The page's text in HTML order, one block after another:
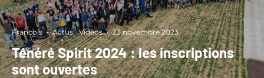
François · Actus Vidéos · 23 novembre 2023
Ténéré Spirit 2024 : les inscriptions
sont ouvertes